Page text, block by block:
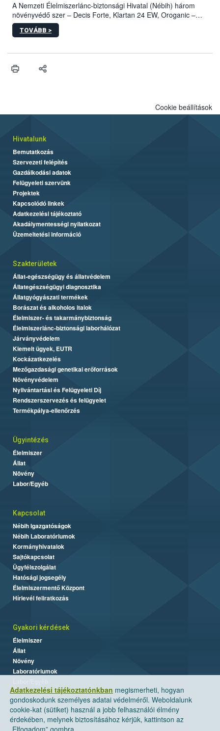
A Nemzeti Élelmiszerlánc-biztonsági Hivatal (Nébih) három
növényvédő szer – Decis Forte, Klartan 24 EW, Oroganic –
engedélyokiratát módosította, így azok a szüretet követően,
egészen a vesszőérettség (BBCH 91) stádiumáig
érésű szőlőkben is legyen lehetőség a károsító elleni további
felhasználók számára is elérhető és ökológiai termesztésben is
TOVÁBB >
Adatkezelési tájékoztatónkban megismerheti, hogyan
gondoskodunk személyes adatai védelméről. Weboldalunk
cookie-kat (sütiket) használ a jobb felhasználói élmény
érdekében, melynek biztosításához kérjük, kattintson az
„Elfogadom” gombra.
Cookie beállítások
Hivatalunk
Bemutatkozás
Szervezeti felépítés
Gazdálkodási adatok
Felügyeleti szervünk
Projektek
Kapcsolódó linkek
Adatkezelési tájékoztató
Akadálymentességi nyilatkozat
Üzemeltetési információ
Szakterületek
Állat-egészségügy és állatvédelem
Állategészségügyi diagnosztika
Állatgyógyászati termékek
Borászat és alkoholos italok
Élelmiszer- és takarmánybiztonság
Élelmiszerlánc-biztonsági laborhálózat
Járványvédelem
Kiemelt ügyek, EUTR
Kockázatkezelés
Mezőgazdasági genetikai erőforrások
Növényvédelem
Nyilvántartási és Felügyeleti Díj
Rendszerszervezés és felügyelet
Termékpálya-ellenőrzés
Ügyintézés
Élelmiszer
Állat
Növény
Labor/Egyéb
Kapcsolat
Nébih Igazgatóságok
Nébih Laboratóriumok
Kormányhivatalok
Sajtókapcsolat
Ügyfélszolgálat
Hatósági jogsegély
Élelmiszermentő Központ
Hírlevél feliratkozás
Gyakori kérdések
Élelmiszer
Állat
Növény
Laboratóriumok